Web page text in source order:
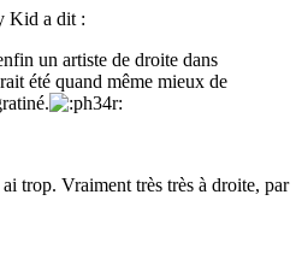
Kid a dit :
un artiste de droite dans
été quand même mieux de
trop. Vraiment très très à droite, par